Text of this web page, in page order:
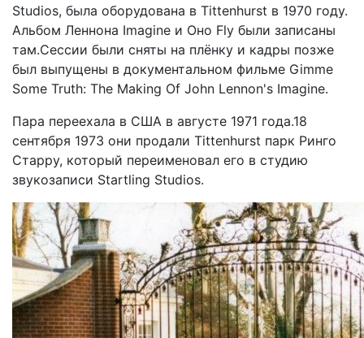
Studios, была оборудована в Tittenhurst в 1970 году.
Альбом Леннона Imagine и Оно Fly были записаны
там.Сессии были сняты на плёнку и кадры позже
был выпущены в документальном фильме Gimme
Some Truth: The Making Of John Lennon's Imagine.
Пара переехала в США в августе 1971 года.18
сентября 1973 они продали Tittenhurst парк Ринго
Старру, который переименовал его в студию
звукозаписи Startling Studios.